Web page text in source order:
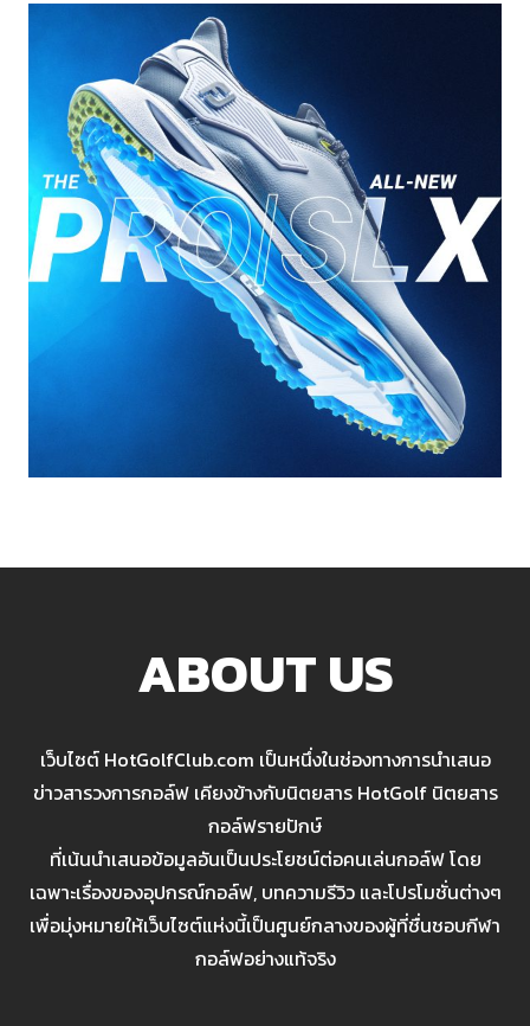
ABOUT US
เว็บไซต์ HotGolfClub.com เป็นหนึ่งในช่องทางการนำเสนอ
ข่าวสารวงการกอล์ฟ เคียงข้างกับนิตยสาร HotGolf นิตยสาร
กอล์ฟรายปักษ์
ที่เน้นนำเสนอข้อมูลอันเป็นประโยชน์ต่อคนเล่นกอล์ฟ โดย
เฉพาะเรื่องของอุปกรณ์กอล์ฟ, บทความรีวิว และโปรโมชั่นต่างๆ
เพื่อมุ่งหมายให้เว็บไซต์แห่งนี้เป็นศูนย์กลางของผู้ที่ชื่นชอบกีฬา
กอล์ฟอย่างแท้จริง